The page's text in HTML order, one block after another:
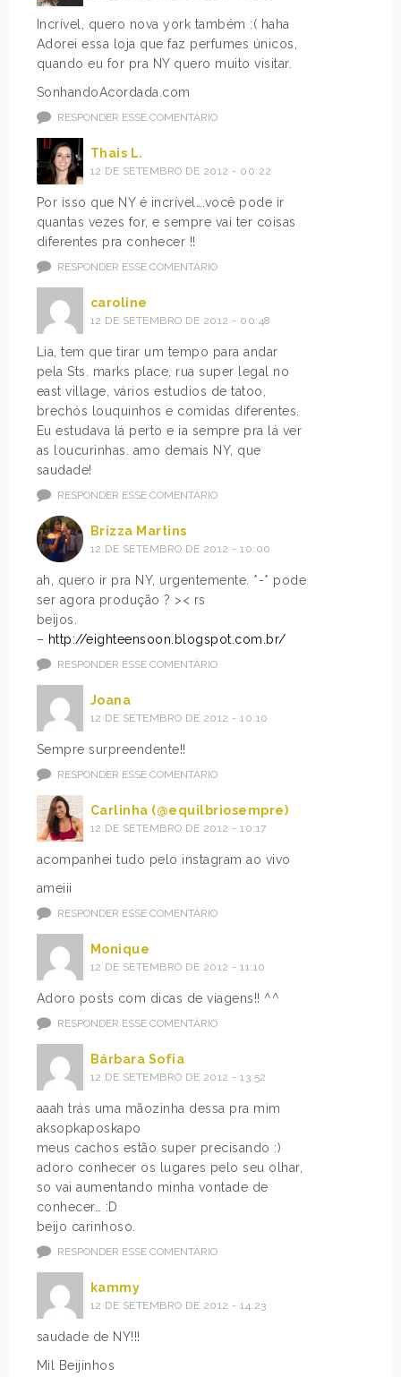
Incrível, quero nova york também :( haha
Adorei essa loja que faz perfumes únicos,
quando eu for pra NY quero muito visitar.
SonhandoAcordada.com
RESPONDER ESSE COMENTÁRIO
Thais L.
12 DE SETEMBRO DE 2012 - 00:22
Por isso que NY é incrível….você pode ir
quantas vezes for, e sempre vai ter coisas
diferentes pra conhecer !!
RESPONDER ESSE COMENTÁRIO
caroline
12 DE SETEMBRO DE 2012 - 00:48
Lia, tem que tirar um tempo para andar
pela Sts. marks place, rua super legal no
east village, vários estudios de tatoo,
brechós louquinhos e comidas diferentes.
Eu estudava lá perto e ia sempre pra lá ver
as loucurinhas. amo demais NY, que
saudade!
RESPONDER ESSE COMENTÁRIO
Brizza Martins
12 DE SETEMBRO DE 2012 - 10:00
ah, quero ir pra NY, urgentemente. *-* pode
ser agora produção ? >< rs
beijos.
– http://eighteensoon.blogspot.com.br/
RESPONDER ESSE COMENTÁRIO
Joana
12 DE SETEMBRO DE 2012 - 10:10
Sempre surpreendente!!
RESPONDER ESSE COMENTÁRIO
Carlinha (@equilbriosempre)
12 DE SETEMBRO DE 2012 - 10:17
acompanhei tudo pelo instagram ao vivo
ameiii
RESPONDER ESSE COMENTÁRIO
Monique
12 DE SETEMBRO DE 2012 - 11:10
Adoro posts com dicas de viagens!! ^^
RESPONDER ESSE COMENTÁRIO
Bárbara Sofia
12 DE SETEMBRO DE 2012 - 13:52
aaah trás uma mãozinha dessa pra mim
aksopkaposkapo
meus cachos estão super precisando :)
adoro conhecer os lugares pelo seu olhar,
so vai aumentando minha vontade de
conhecer… :D
beijo carinhoso.
RESPONDER ESSE COMENTÁRIO
kammy
12 DE SETEMBRO DE 2012 - 14:23
saudade de NY!!!
Mil Beijinhos